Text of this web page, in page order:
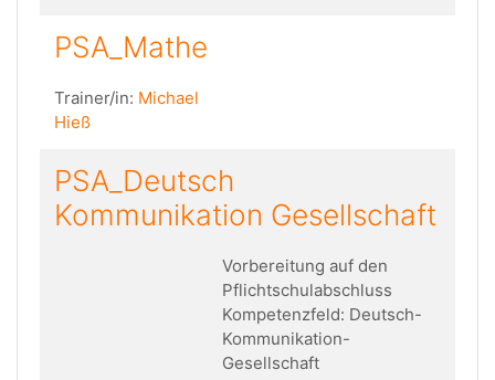
PSA_Mathe
Trainer/in: Michael
Hieß
PSA_Deutsch
Kommunikation Gesellschaft
Vorbereitung auf den
Pflichtschulabschluss
Kompetenzfeld: Deutsch-
Kommunikation-
Gesellschaft